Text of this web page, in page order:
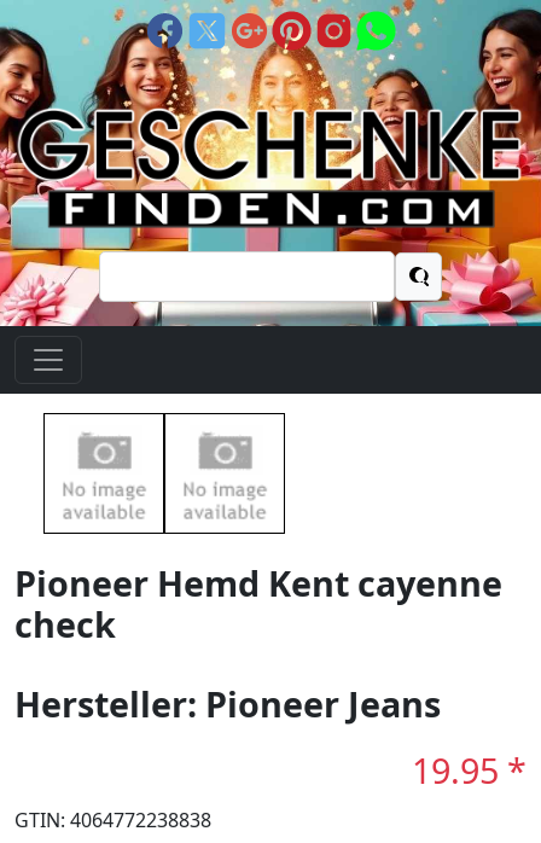
Suchen
nach:
Pioneer Hemd Kent cayenne
check
Hersteller: Pioneer Jeans
19.95 *
GTIN: 4064772238838